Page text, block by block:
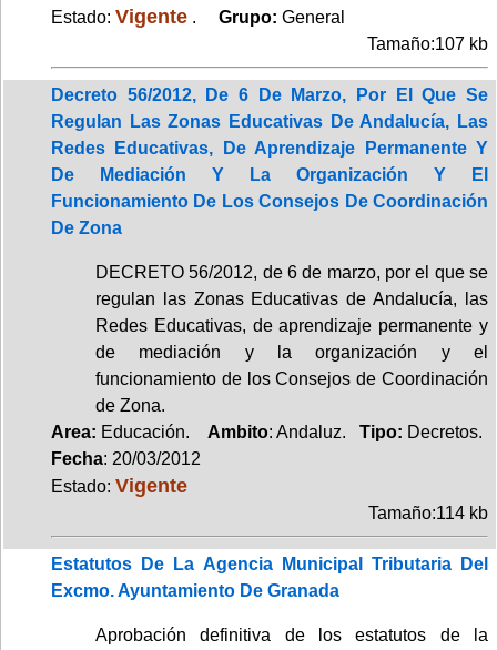
Estado: Vigente . Grupo: General
Tamaño:107 kb
Decreto 56/2012, De 6 De Marzo, Por El Que Se
Regulan Las Zonas Educativas De Andalucía, Las
Redes Educativas, De Aprendizaje Permanente Y
De Mediación Y La Organización Y El
Funcionamiento De Los Consejos De Coordinación
De Zona
DECRETO 56/2012, de 6 de marzo, por el que se
regulan las Zonas Educativas de Andalucía, las
Redes Educativas, de aprendizaje permanente y
de mediación y la organización y el
funcionamiento de los Consejos de Coordinación
de Zona.
Area: Educación. Ambito: Andaluz. Tipo: Decretos.
Fecha: 20/03/2012
Estado: Vigente
Tamaño:114 kb
Estatutos De La Agencia Municipal Tributaria Del
Excmo. Ayuntamiento De Granada
Aprobación definitiva de los estatutos de la